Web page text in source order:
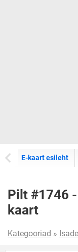
E-kaart esileht
Pilt #1746
kaart
Kategooriad »